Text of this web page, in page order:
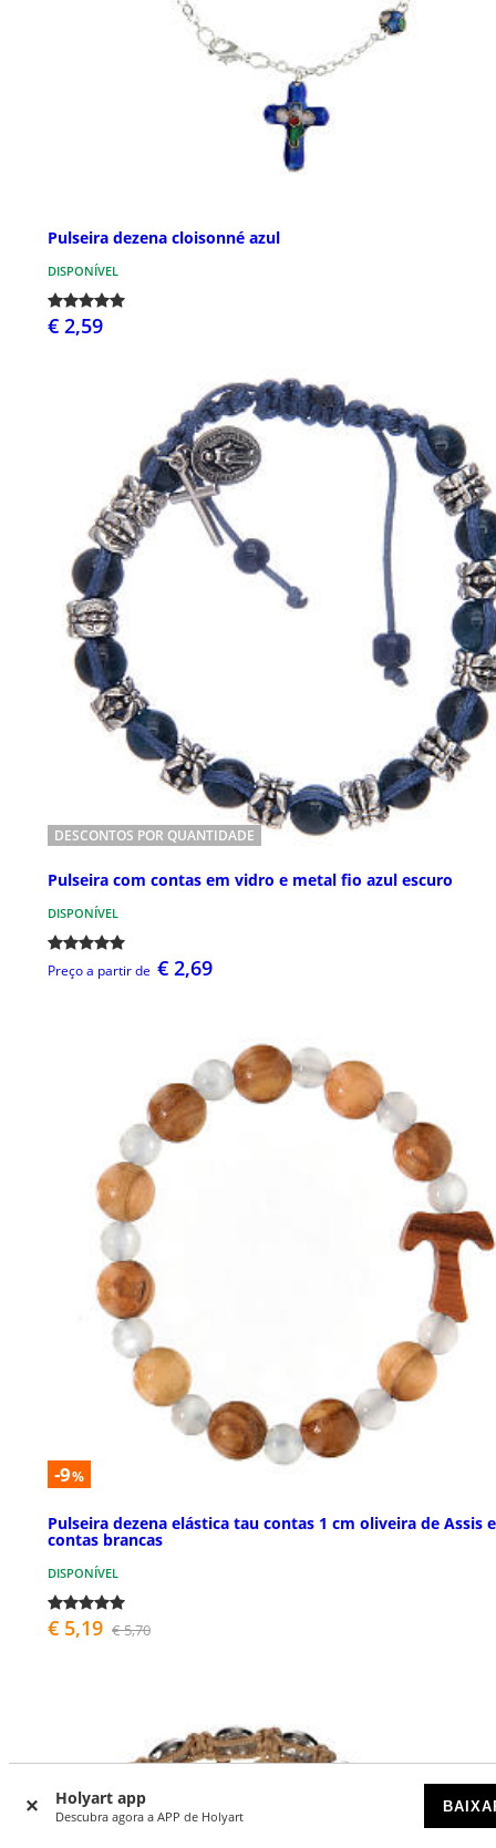
Holyart app
Descubra agora a APP de Holyart
Pulseira dezena cloisonné azul
DISPONÍVEL
€ 2,59
DESCONTOS POR QUANTIDADE
Pulseira com contas em vidro e metal fio azul escuro
DISPONÍVEL
Preço a partir de € 2,69
-9%
Pulseira dezena elástica tau contas 1 cm oliveira de Assis e
contas brancas
DISPONÍVEL
€ 5,19 € 5,70